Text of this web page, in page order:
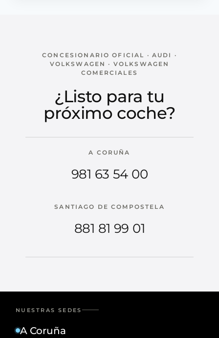
CONCESIONARIO OFICIAL · AUDI ·
VOLKSWAGEN · VOLKSWAGEN
COMERCIALES
¿Listo para tu
próximo coche?
A CORUÑA
981 63 54 00
SANTIAGO DE COMPOSTELA
881 81 99 01
NUESTRAS SEDES
A Coruña